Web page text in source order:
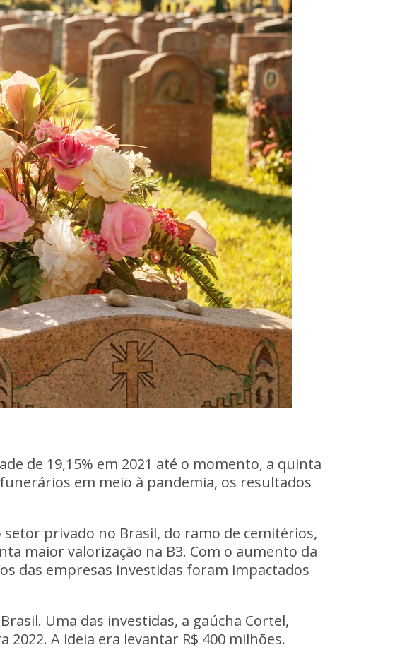
de 19,15% em 2021 até o momento, a quinta
em meio à pandemia, os resultados
privado no Brasil, do ramo de cemitérios,
maior valorização na B3. Com o aumento da
das empresas investidas foram impactados
Uma das investidas, a gaúcha Cortel,
2022. A ideia era levantar R$ 400 milhões.